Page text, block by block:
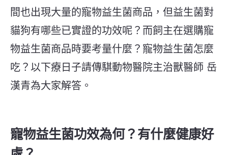
間也出現大量的寵物益生菌商品，但益生菌對
貓狗有哪些已實證的功效呢？而飼主在選購寵
物益生菌商品時要考量什麼？寵物益生菌怎麼
吃？以下療日子請傳騏動物醫院主治獸醫師 岳
漢青為大家解答。
寵物益生菌功效為何？有什麼健康好